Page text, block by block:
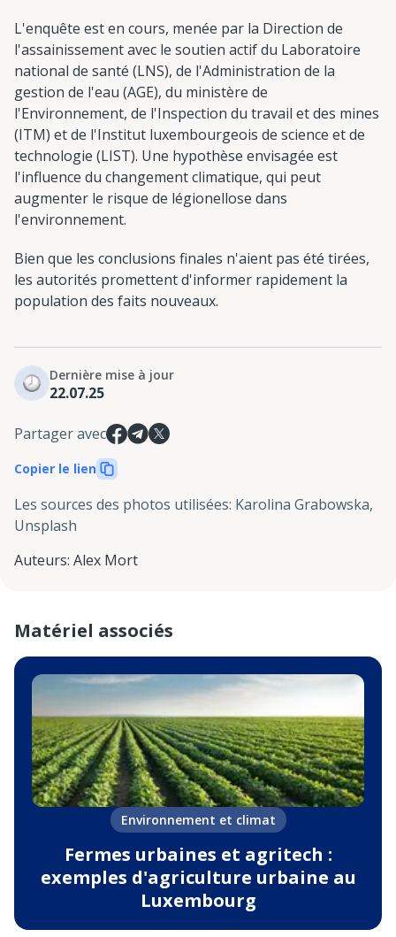
L'enquête est en cours, menée par la Direction de
l'assainissement avec le soutien actif du Laboratoire
national de santé (LNS), de l'Administration de la
gestion de l'eau (AGE), du ministère de
l'Environnement, de l'Inspection du travail et des mines
(ITM) et de l'Institut luxembourgeois de science et de
technologie (LIST). Une hypothèse envisagée est
l'influence du changement climatique, qui peut
augmenter le risque de légionellose dans
l'environnement.
Bien que les conclusions finales n'aient pas été tirées,
les autorités promettent d'informer rapidement la
population des faits nouveaux.
Dernière mise à jour
22.07.25
Partager avec
Copier le lien
Les sources des photos utilisées: Karolina Grabowska,
Unsplash
Auteurs: Alex Mort
Matériel associés
Environnement et climat
Fermes urbaines et agritech :
exemples d'agriculture urbaine au
Luxembourg